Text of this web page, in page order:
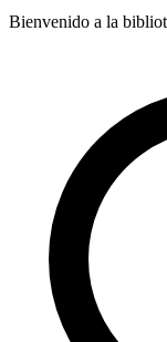
Bienvenido a la